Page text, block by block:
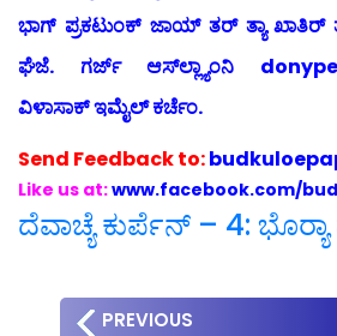
ಭಾಗ್ ಪ್ರಕಟುಂಕ್ ಜಾಯ್ ತರ್ ತ್ಯಾ ಖಾತಿರ್
ಘೆಜೆ. ಗರ್ಜ್ ಆಸ್‍ಲ್ಲ್ಯಾಂನಿ
ವಿಳಾಸಾಕ್ ಇಮೈಲ್ ಕರ್ಚೆಂ.
Send Feedback to:
Like us at:www.facebook.com/
ದೆವಾಚ್ಯೆ ಕುರ್ಪೆನ್ – 4:
PREVIOUS